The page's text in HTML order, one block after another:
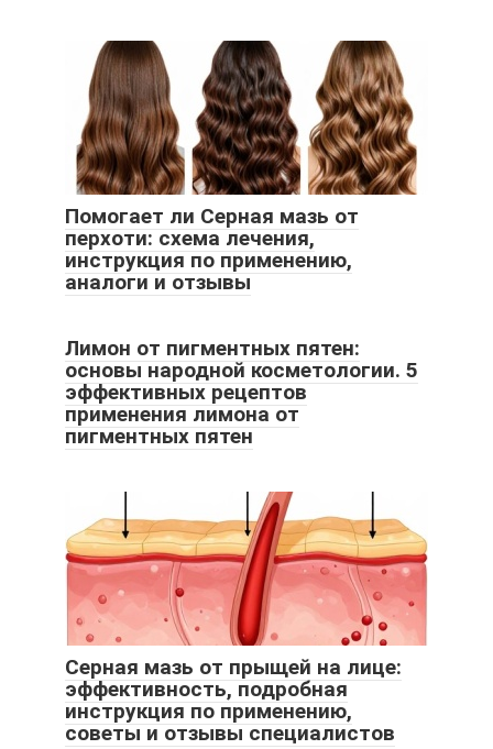
Помогает ли Серная мазь от
перхоти: схема лечения,
инструкция по применению,
аналоги и отзывы
Лимон от пигментных пятен:
основы народной косметологии. 5
эффективных рецептов
применения лимона от
пигментных пятен
Серная мазь от прыщей на лице:
эффективность, подробная
инструкция по применению,
советы и отзывы специалистов